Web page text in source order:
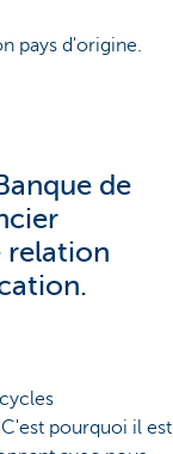
pays d'origine.
de
relation
pourquoi il est